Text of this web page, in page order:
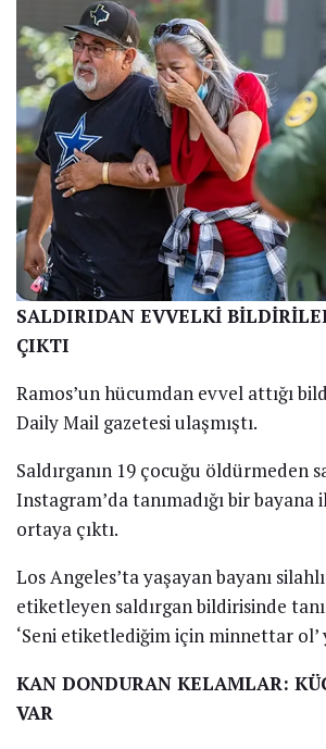
SALDIRIDAN EVVELKİ
ÇIKTI
Ramos’un hücumdan evvel attığı
Daily Mail gazetesi ulaşmıştı.
Saldırganın 19 çocuğu öldürmeden
Instagram’da tanımadığı bir bayana
ortaya çıktı.
Los Angeles’ta yaşayan bayanı
etiketleyen saldırgan bildirisinde
‘Seni etiketlediğim için minnettar ol’
KAN DONDURAN KELAMLAR:
VAR